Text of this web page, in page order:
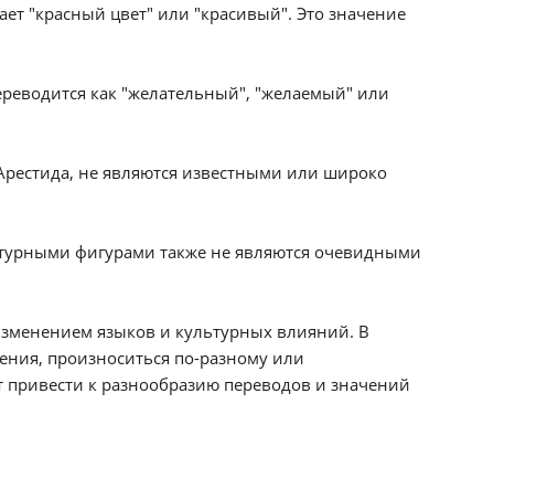
"красный цвет" или "красивый". Это значение
как "желательный", "желаемый" или
не являются известными или широко
фигурами также не являются очевидными
языков и культурных влияний. В
произноситься по-разному или
к разнообразию переводов и значений